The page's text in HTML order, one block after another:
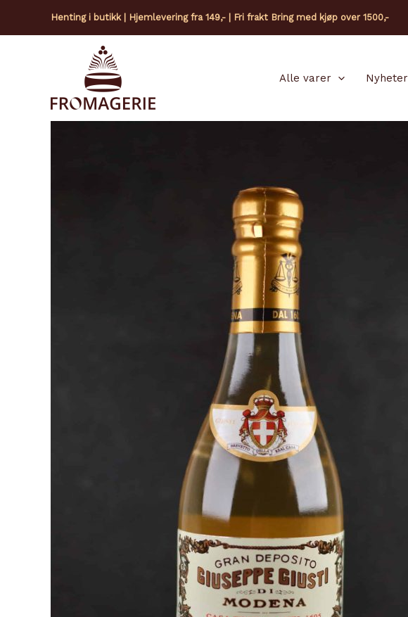
Henting i butikk | Hjemlevering fra 149,- | Fri frakt Bring med kjøp over 1500,-
Alle varer Nyheter